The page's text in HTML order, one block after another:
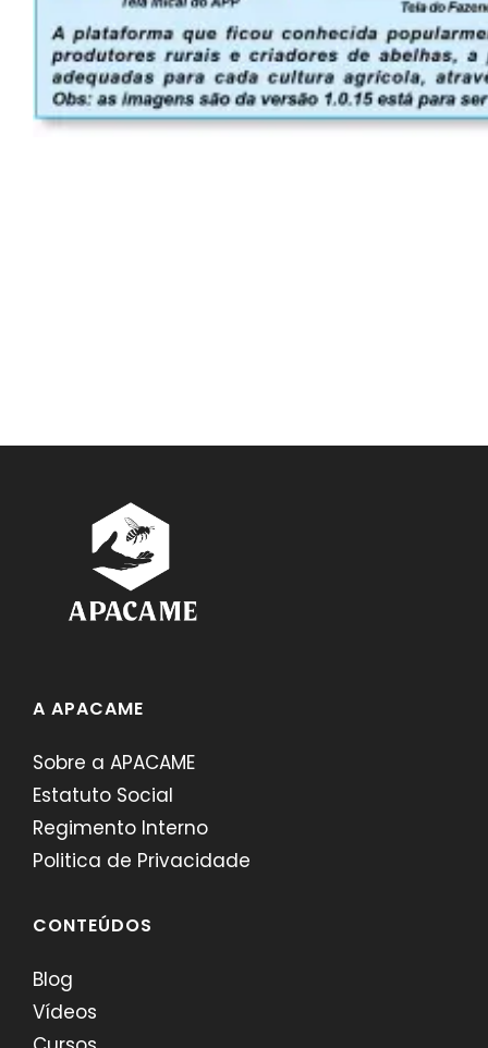
A APACAME
Sobre a APACAME
Estatuto Social
Regimento Interno
Politica de Privacidade
CONTEÚDOS
Blog
Vídeos